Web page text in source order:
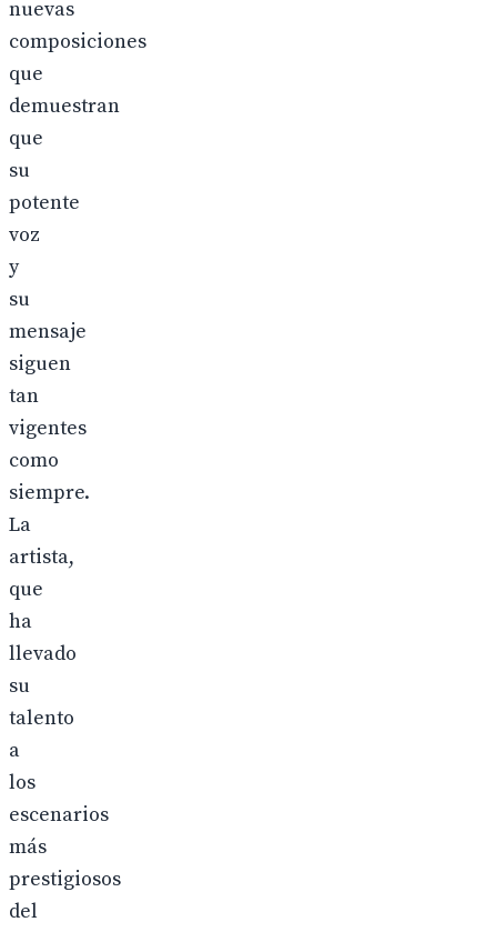
nuevas
composiciones
que
demuestran
que
su
potente
voz
y
su
mensaje
siguen
tan
vigentes
como
siempre.
La
artista,
que
ha
llevado
su
talento
a
los
escenarios
más
prestigiosos
del